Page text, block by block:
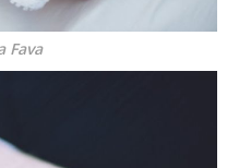
Fava